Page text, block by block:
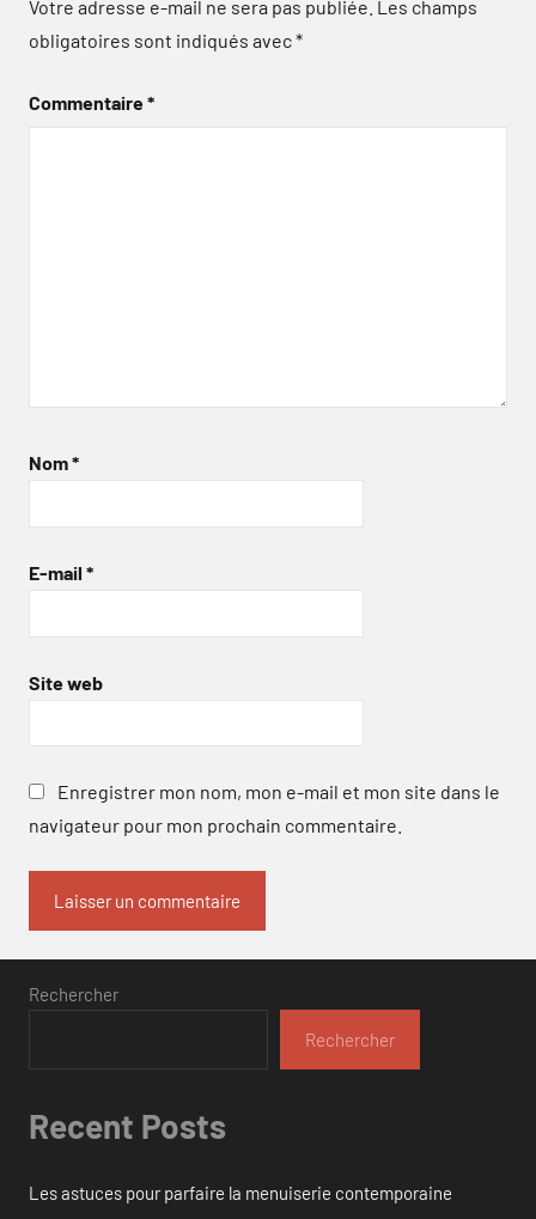
Votre adresse e-mail ne sera pas publiée. Les champs
obligatoires sont indiqués avec*
Commentaire*
Nom*
E-mail *
Site web
Enregistrer mon nom, mon e-mail et mon site dans le
navigateur pour mon prochain commentaire.
Rechercher
Rechercher
Recent Posts
Les astuces pour parfaire la menuiserie contemporaine